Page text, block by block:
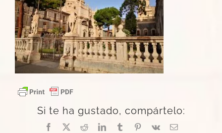
Si te ha gustado, compártelo:
Facebook
X RedditLinkedInTumblrPinterest
Vk
Correo